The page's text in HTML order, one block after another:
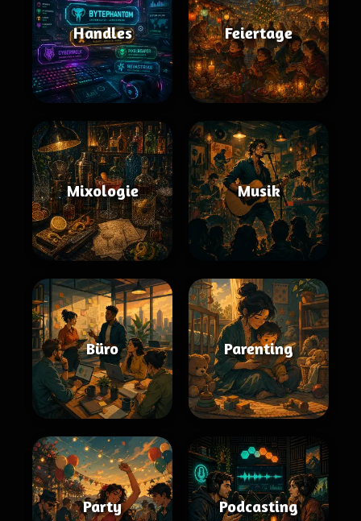
Handles Feiertage
Mixologie Musik
Büro Parenting
Party Podcasting